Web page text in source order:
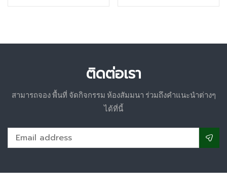
ติดต่อเรา
สามารถจอง พื้นที่ จัดกิจกรรม ห้องสัมมนา ร่วมถึงคำแนะนำต่างๆ
ได้ที่นี้